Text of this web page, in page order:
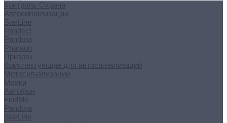
Контроль Охрана
Автосигнализации
StarLine
Pandect
Pandora
Pharaon
Призрак
Комплектующие для автосигнализаций
Мотосигнализации
Маяки
Автофон
FindMe
Pandora
StarLine